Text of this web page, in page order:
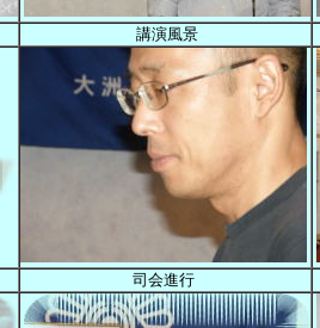
講演風景
司会進行